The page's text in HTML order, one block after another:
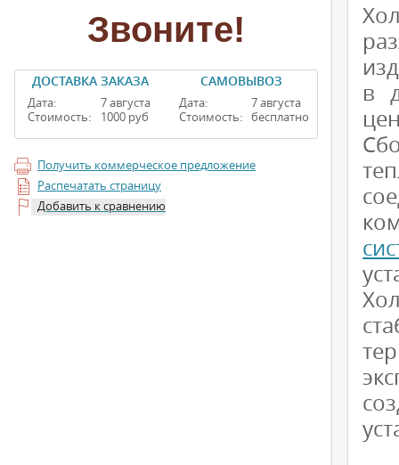
Звоните!
ДОСТАВКА ЗАКАЗА
Дата:
Стоимость:
7 августа
1000 руб
САМОВЫВОЗ
Дата:
Стоимость:
7 августа
бесплатно
Получить коммерческое предложение
Распечатать страницу
Добавить к сравнению
в